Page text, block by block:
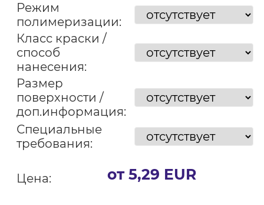
Режим
полимеризации:
Класс краски /
способ
нанесения:
Размер
поверхности /
доп.информация:
Специальные
требования:
Цена: от 5,29 EUR